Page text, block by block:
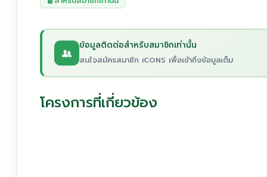
ข้อมูลติดต่อสำหรับสมาชิกเท่านั้น
สนใจสมัครสมาชิก iCONS เพื่อเข้าถึงข้อมูลเต็ม
โครงการที่เกี่ยวข้อง